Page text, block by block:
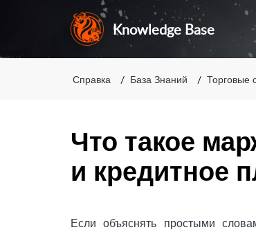
Knowledge Base
Справка База Знаний Торговые
Что такое
и кредитное
Если объяснять простыми